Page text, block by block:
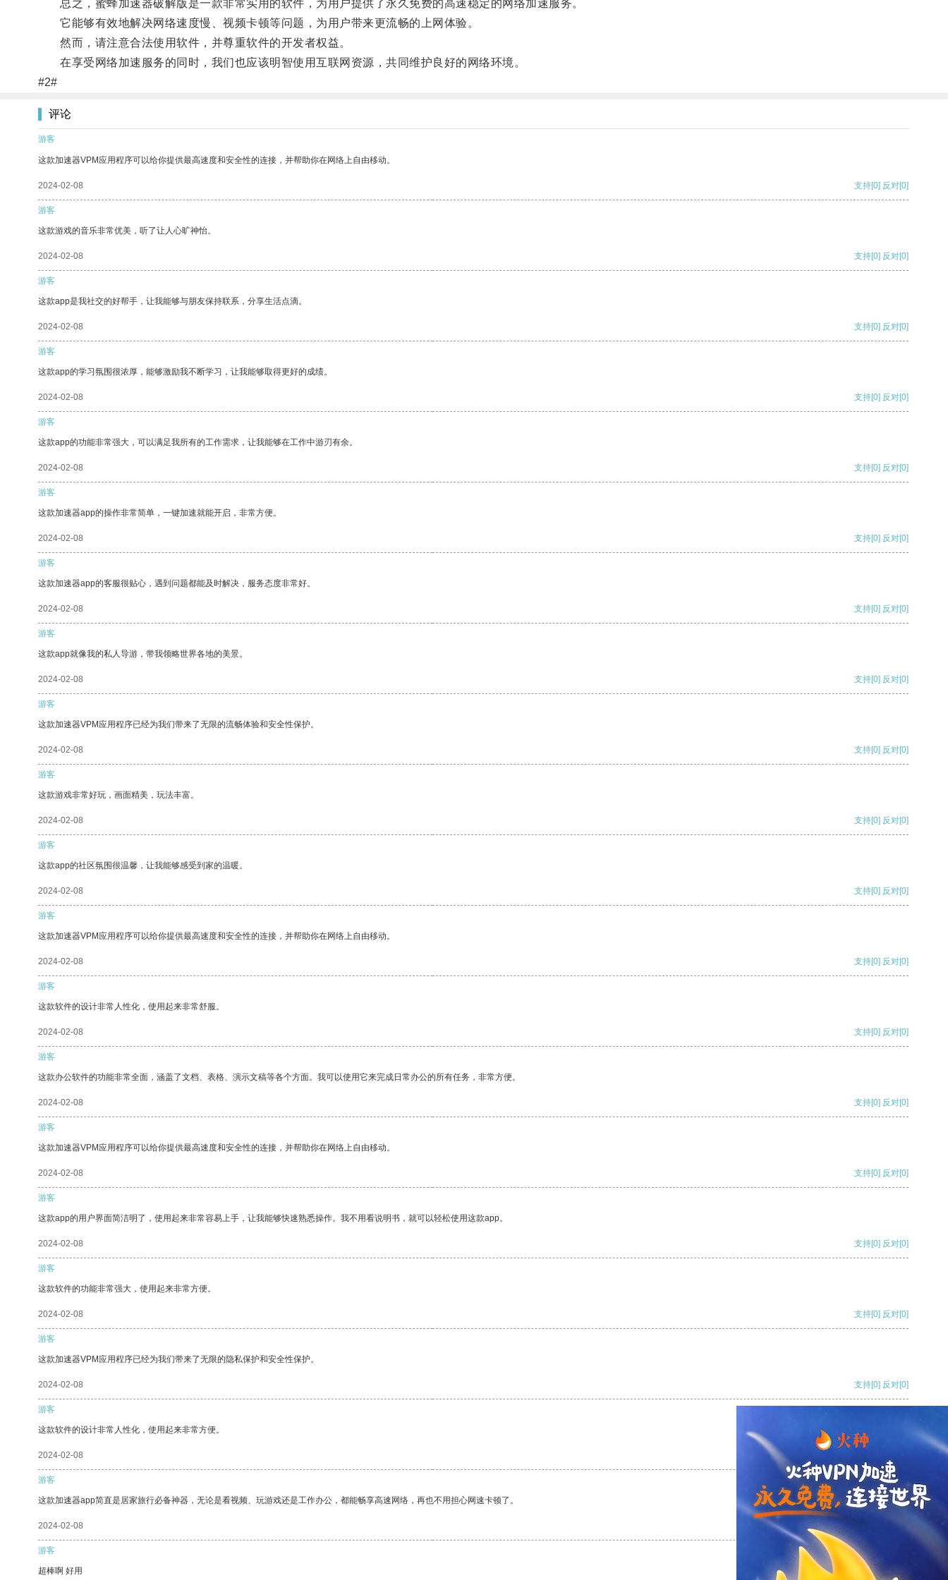
总之，蜜蜂加速器破解版是一款非常实用的软件，为用户提供了永久免费的高速稳定的网络加速服务。
它能够有效地解决网络速度慢、视频卡顿等问题，为用户带来更流畅的上网体验。
然而，请注意合法使用软件，并尊重软件的开发者权益。
在享受网络加速服务的同时，我们也应该明智使用互联网资源，共同维护良好的网络环境。
#2#
评论
游客
这款加速器VPM应用程序可以给你提供最高速度和安全性的连接，并帮助你在网络上自由移动。
2024-02-08 支持[0] 反对[0]
游客
这款游戏的音乐非常优美，听了让人心旷神怡。
2024-02-08 支持[0] 反对[0]
游客
这款app是我社交的好帮手，让我能够与朋友保持联系，分享生活点滴。
2024-02-08 支持[0] 反对[0]
游客
这款app的学习氛围很浓厚，能够激励我不断学习，让我能够取得更好的成绩。
2024-02-08 支持[0] 反对[0]
游客
这款app的功能非常强大，可以满足我所有的工作需求，让我能够在工作中游刃有余。
2024-02-08 支持[0] 反对[0]
游客
这款加速器app的操作非常简单，一键加速就能开启，非常方便。
2024-02-08 支持[0] 反对[0]
游客
这款加速器app的客服很贴心，遇到问题都能及时解决，服务态度非常好。
2024-02-08 支持[0] 反对[0]
游客
这款app就像我的私人导游，带我领略世界各地的美景。
2024-02-08 支持[0] 反对[0]
游客
这款加速器VPM应用程序已经为我们带来了无限的流畅体验和安全性保护。
2024-02-08 支持[0] 反对[0]
游客
这款游戏非常好玩，画面精美，玩法丰富。
2024-02-08 支持[0] 反对[0]
游客
这款app的社区氛围很温馨，让我能够感受到家的温暖。
2024-02-08 支持[0] 反对[0]
游客
这款加速器VPM应用程序可以给你提供最高速度和安全性的连接，并帮助你在网络上自由移动。
2024-02-08 支持[0] 反对[0]
游客
这款软件的设计非常人性化，使用起来非常舒服。
2024-02-08 支持[0] 反对[0]
游客
这款办公软件的功能非常全面，涵盖了文档、表格、演示文稿等各个方面。我可以使用它来完成日常办公的所有任务，非常方便。
2024-02-08 支持[0] 反对[0]
游客
这款加速器VPM应用程序可以给你提供最高速度和安全性的连接，并帮助你在网络上自由移动。
2024-02-08 支持[0] 反对[0]
游客
这款app的用户界面简洁明了，使用起来非常容易上手，让我能够快速熟悉操作。我不用看说明书，就可以轻松使用这款app。
2024-02-08 支持[0] 反对[0]
游客
这款软件的功能非常强大，使用起来非常方便。
2024-02-08 支持[0] 反对[0]
游客
这款加速器VPM应用程序已经为我们带来了无限的隐私保护和安全性保护。
2024-02-08 支持[0] 反对[0]
游客
这款软件的设计非常人性化，使用起来非常方便。
2024-02-08
游客
这款加速器app简直是居家旅行必备神器，无论是看视频、玩游戏还是工作办公，都能畅享高速网络，再也不用担心网速卡顿了。
2024-02-08 反对
游客
超棒啊 好用